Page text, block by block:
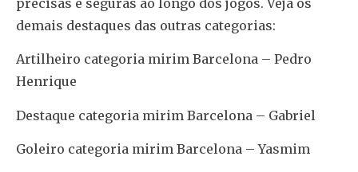
precisas e seguras ao longo dos jogos. Veja os
demais destaques das outras categorias:
Artilheiro categoria mirim Barcelona – Pedro
Henrique
Destaque categoria mirim Barcelona – Gabriel
Goleiro categoria mirim Barcelona – Yasmim